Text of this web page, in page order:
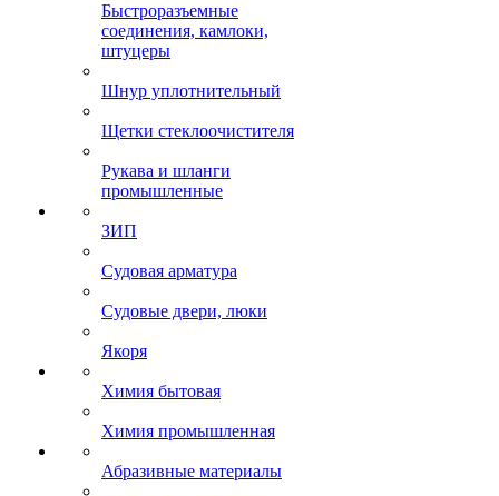
Быстроразъемные
соединения, камлоки,
штуцеры
Шнур уплотнительный
Щетки стеклоочистителя
Рукава и шланги
промышленные
ЗИП
Судовая арматура
Судовые двери, люки
Якоря
Химия бытовая
Химия промышленная
Абразивные материалы